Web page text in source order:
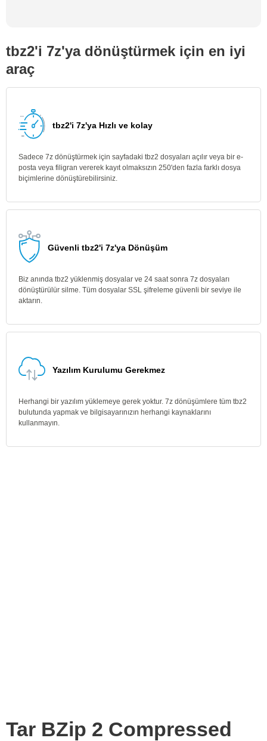
tbz2'i 7z'ya dönüştürmek için en iyi
araç
tbz2'i 7z'ya Hızlı ve kolay
Sadece 7z dönüştürmek için sayfadaki tbz2 dosyaları açılır veya bir e-
posta veya filigran vererek kayıt olmaksızın 250'den fazla farklı dosya
biçimlerine dönüştürebilirsiniz.
Güvenli tbz2'i 7z'ya Dönüşüm
Biz anında tbz2 yüklenmiş dosyalar ve 24 saat sonra 7z dosyaları
dönüştürülür silme. Tüm dosyalar SSL şifreleme güvenli bir seviye ile
aktarın.
Yazılım Kurulumu Gerekmez
Herhangi bir yazılım yüklemeye gerek yoktur. 7z dönüşümlere tüm tbz2
bulutunda yapmak ve bilgisayarınızın herhangi kaynaklarını
kullanmayın.
Tar BZip 2 Compressed